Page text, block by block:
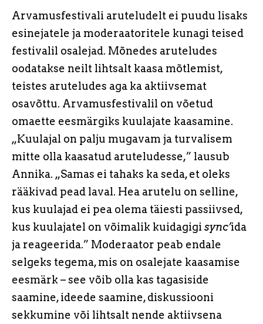
Arvamusfestivali aruteludelt ei puudu lisaks
esinejatele ja moderaatoritele kunagi teised
festivalil osalejad. Mõnedes aruteludes
oodatakse neilt lihtsalt kaasa mõtlemist,
teistes aruteludes aga ka aktiivsemat
osavõttu. Arvamusfestivalil on võetud
omaette eesmärgiks kuulajate kaasamine.
„Kuulajal on palju mugavam ja turvalisem
mitte olla kaasatud aruteludesse,” lausub
Annika. „Samas ei tahaks ka seda, et oleks
rääkivad pead laval. Hea arutelu on selline,
kus kuulajad ei pea olema täiesti passiivsed,
kus kuulajatel on võimalik kuidagigi sync’ida
ja reageerida.” Moderaator peab endale
selgeks tegema, mis on osalejate kaasamise
eesmärk – see võib olla kas tagasiside
saamine, ideede saamine, diskussiooni
sekkumine või lihtsalt nende aktiivsena